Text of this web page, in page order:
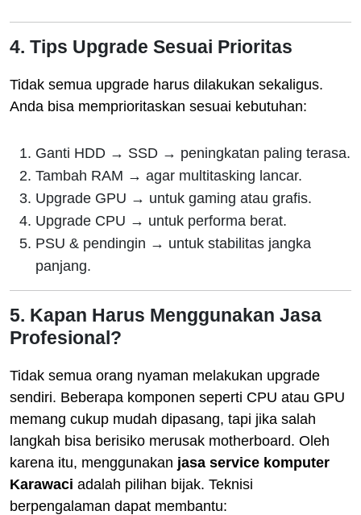
4. Tips Upgrade Sesuai Prioritas
Tidak semua upgrade harus dilakukan sekaligus.
Anda bisa memprioritaskan sesuai kebutuhan:
Ganti HDD → SSD → peningkatan paling terasa.
Tambah RAM → agar multitasking lancar.
Upgrade GPU → untuk gaming atau grafis.
Upgrade CPU → untuk performa berat.
PSU & pendingin → untuk stabilitas jangka
panjang.
5. Kapan Harus Menggunakan Jasa
Profesional?
Tidak semua orang nyaman melakukan upgrade
sendiri. Beberapa komponen seperti CPU atau GPU
memang cukup mudah dipasang, tapi jika salah
langkah bisa berisiko merusak motherboard. Oleh
karena itu, menggunakan jasa service komputer
Karawaci adalah pilihan bijak. Teknisi
berpengalaman dapat membantu: